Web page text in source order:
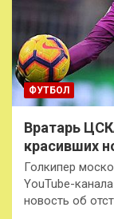
ФУТБОЛ
Вратарь
красивших
Голкипер
YouTube-
новость об